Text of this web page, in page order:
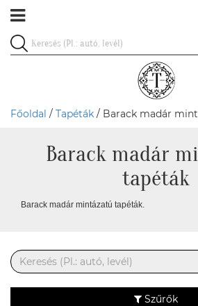
Főoldal / Tapéták / Barack madár
Barack madár
tapéták
Barack madár mintázatú tapéták.
Szűrők